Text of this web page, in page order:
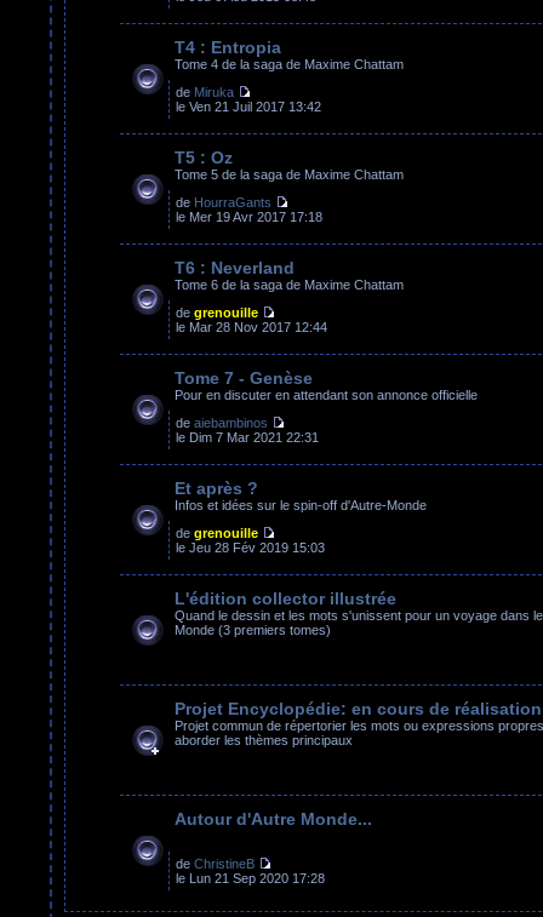
T4 : Entropia
Tome 4 de la saga de Maxime Chattam
de Miruka
le Ven 21 Juil 2017 13:42
T5 : Oz
Tome 5 de la saga de Maxime Chattam
de HourraGants
le Mer 19 Avr 2017 17:18
T6 : Neverland
Tome 6 de la saga de Maxime Chattam
de grenouille
le Mar 28 Nov 2017 12:44
Tome 7 - Genèse
Pour en discuter en attendant son annonce officielle
de aiebambinos
le Dim 7 Mar 2021 22:31
Et après ?
Infos et idées sur le spin-off d'Autre-Monde
de grenouille
le Jeu 28 Fév 2019 15:03
L'édition collector illustrée
Quand le dessin et les mots s'unissent pour un voyage dans
Monde (3 premiers tomes)
Projet Encyclopédie: en cours de réalisation
Projet commun de répertorier les mots ou expressions
aborder les thèmes principaux
Autour d'Autre Monde...
de ChristineB
le Lun 21 Sep 2020 17:28